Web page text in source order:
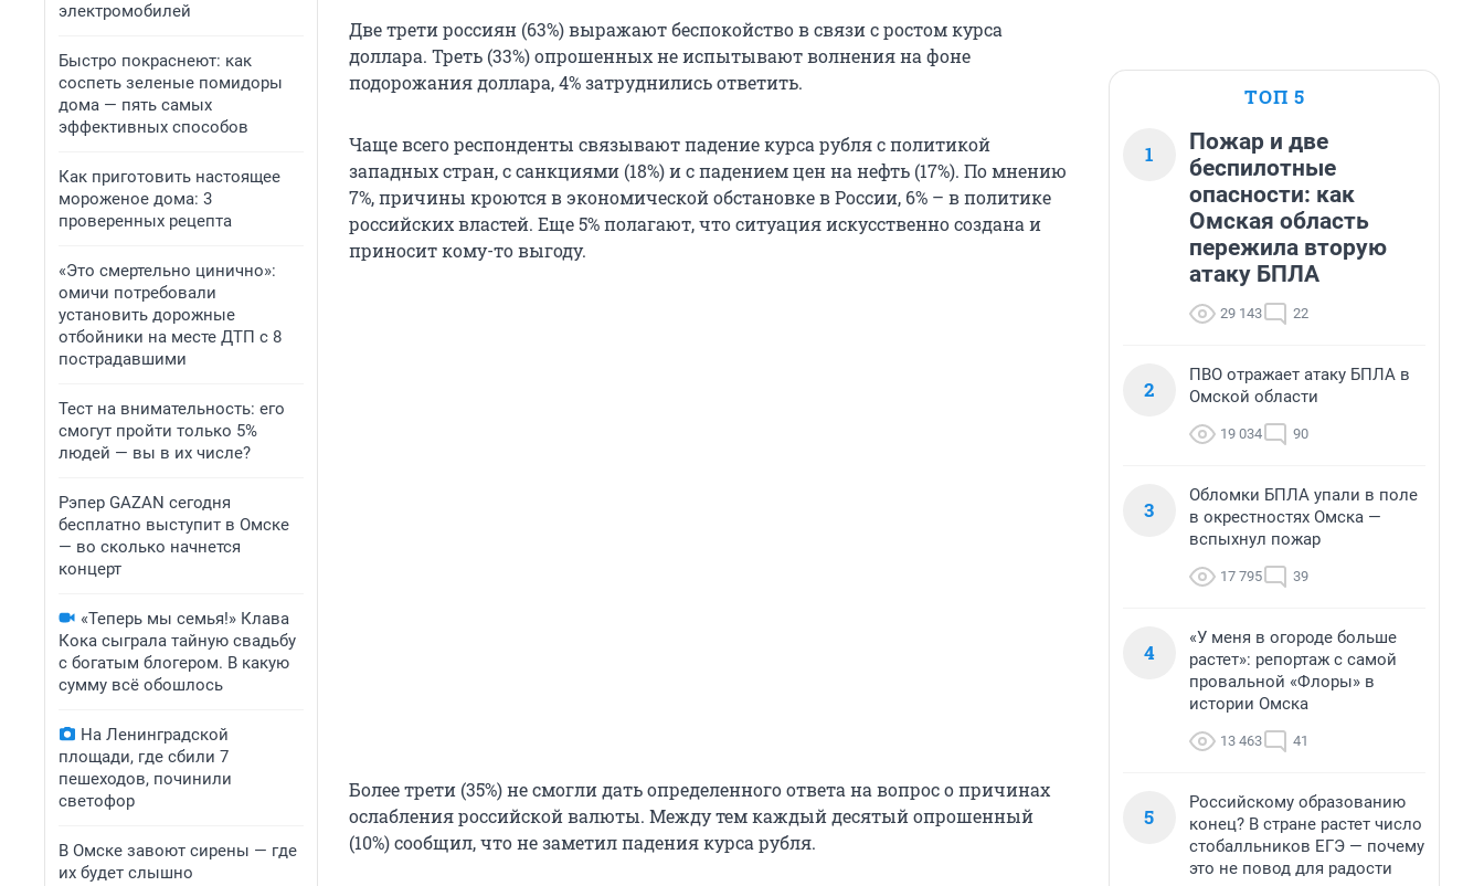
электромобилей
Быстро покраснеют: как
соспеть зеленые помидоры
дома — пять самых
эффективных способов
Как приготовить настоящее
мороженое дома: 3
проверенных рецепта
«Это смертельно цинично»:
омичи потребовали
установить дорожные
отбойники на месте ДТП с 8
пострадавшими
Тест на внимательность: его
смогут пройти только 5%
людей — вы в их числе?
Рэпер GAZAN сегодня
бесплатно выступит в Омске
— во сколько начнется
концерт
«Теперь мы семья!» Клава
Кока сыграла тайную свадьбу
с богатым блогером. В какую
сумму всё обошлось
На Ленинградской
площади, где сбили 7
пешеходов, починили
светофор
В Омске завоют сирены — где
их будет слышно
Две трети россиян (63%) выражают беспокойство в связи с ростом курса
доллара. Треть (33%) опрошенных не испытывают волнения на фоне
подорожания доллара, 4% затруднились ответить.
Чаще всего респонденты связывают падение курса рубля с политикой
западных стран, с санкциями (18%) и с падением цен на нефть (17%). По мнению
7%, причины кроются в экономической обстановке в России, 6% – в политике
российских властей. Еще 5% полагают, что ситуация искусственно создана и
приносит кому-то выгоду.
Более трети (35%) не смогли дать определенного ответа на вопрос о причинах
ослабления российской валюты. Между тем каждый десятый опрошенный
(10%) сообщил, что не заметил падения курса рубля.
ТОП 5
1
Пожар и две
беспилотные
опасности: как
Омская область
пережила вторую
атаку БПЛА
29 143 22
2
ПВО отражает атаку БПЛА в
Омской области
19 034 90
3
Обломки БПЛА упали в поле
в окрестностях Омска —
вспыхнул пожар
17 795 39
4
«У меня в огороде больше
растет»: репортаж с самой
провальной «Флоры» в
истории Омска
13 463 41
5
Российскому образованию
конец? В стране растет число
стобалльников ЕГЭ — почему
это не повод для радости